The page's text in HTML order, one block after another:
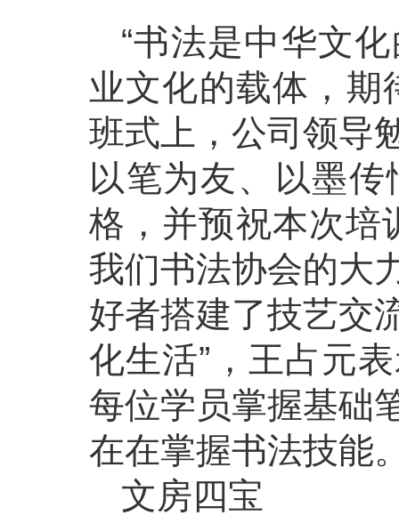
“书法是中华文
业文化的载体，
班式上，公司领导
以笔为友、以墨
格，并预祝本次培
我们书法协会的大
好者搭建了技艺交
化生活”，王占元
每位学员掌握基础
在在掌握书法技能
文房四宝